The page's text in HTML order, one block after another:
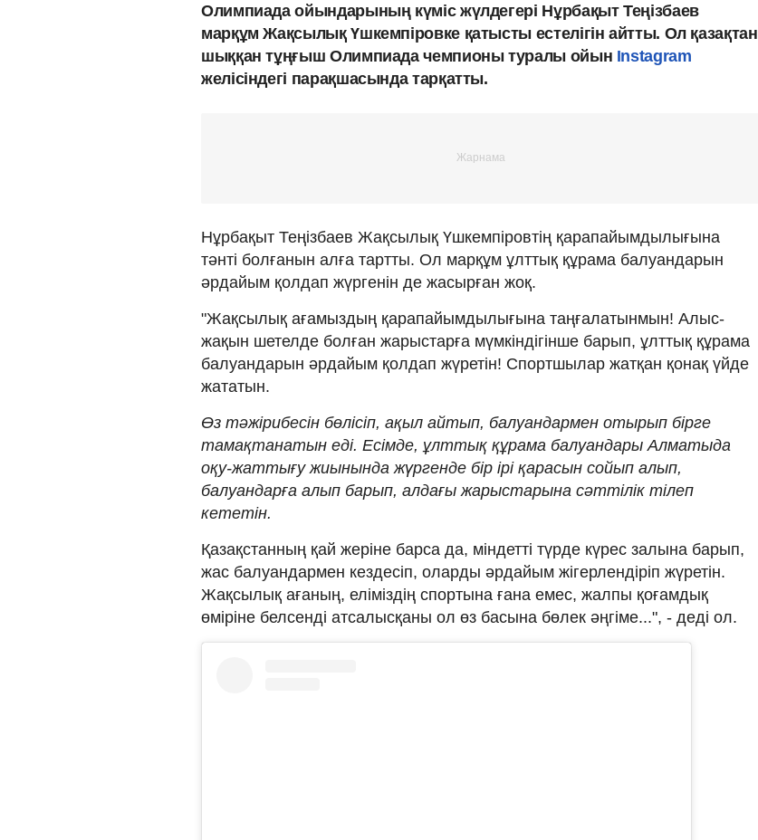
Олимпиада ойындарының күміс жүлдегері Нұрбақыт Теңізбаев
марқұм Жақсылық Үшкемпіровке қатысты естелігін айтты. Ол қазақтан
шыққан тұңғыш Олимпиада чемпионы туралы ойын Instagram
желісіндегі парақшасында тарқатты.
Нұрбақыт Теңізбаев Жақсылық Үшкемпіровтің қарапайымдылығына
тәнті болғанын алға тартты. Ол марқұм ұлттық құрама балуандарын
әрдайым қолдап жүргенін де жасырған жоқ.
"Жақсылық ағамыздың қарапайымдылығына таңғалатынмын! Алыс-
жақын шетелде болған жарыстарға мүмкіндігінше барып, ұлттық құрама
балуандарын әрдайым қолдап жүретін! Спортшылар жатқан қонақ үйде
жататын.
Өз тәжірибесін бөлісіп, ақыл айтып, балуандармен отырып бірге
тамақтанатын еді. Есімде, ұлттық құрама балуандары Алматыда
оқу-жаттығу жиынында жүргенде бір ірі қарасын сойып алып,
балуандарға алып барып, алдағы жарыстарына сәттілік тілеп
кететін.
Қазақстанның қай жеріне барса да, міндетті түрде күрес залына барып,
жас балуандармен кездесіп, оларды әрдайым жігерлендіріп жүретін.
Жақсылық ағаның, еліміздің спортына ғана емес, жалпы қоғамдық
өміріне белсенді атсалысқаны ол өз басына бөлек әңгіме...", - деді ол.